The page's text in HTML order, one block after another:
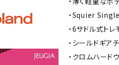
・Squier
・6サドル式トレ
・シールドギア
・クロムハード